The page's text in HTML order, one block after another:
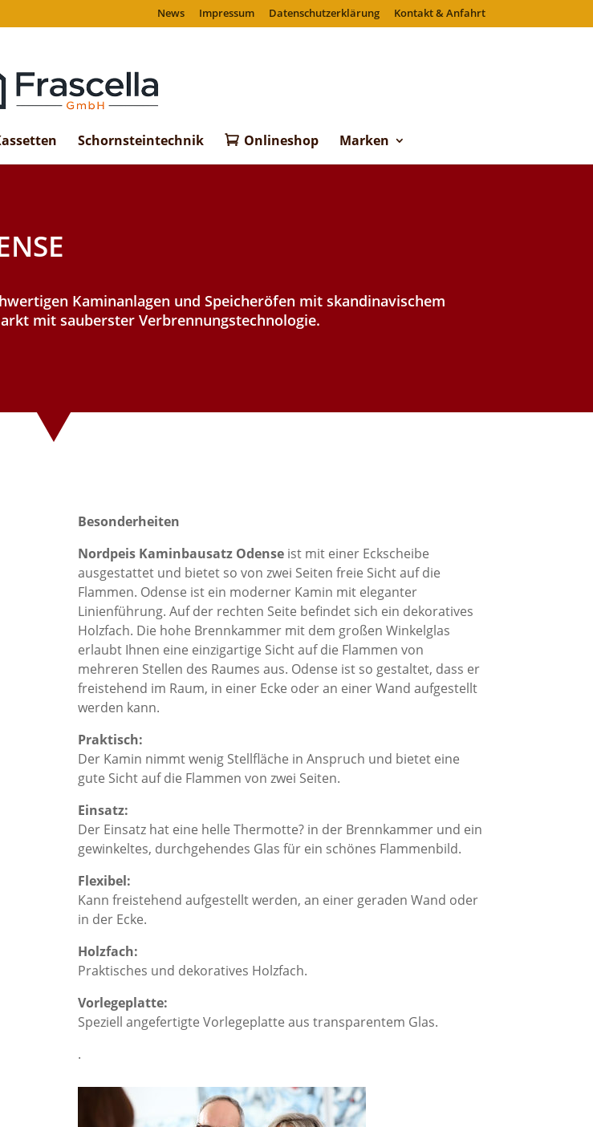
News Impressum Datenschutzerklärung Kontakt & Anfahrt
Schornsteintechnik Onlineshop Marken
Kaminanlagen und Speicheröfen mit skandinavischem
mit sauberster Verbrennungstechnologie.
Besonderheiten
Nordpeis Kaminbausatz Odense ist mit einer Eckscheibe
ausgestattet und bietet so von zwei Seiten freie Sicht auf die
Flammen. Odense ist ein moderner Kamin mit eleganter
Linienführung. Auf der rechten Seite befindet sich ein dekoratives
Holzfach. Die hohe Brennkammer mit dem großen Winkelglas
erlaubt Ihnen eine einzigartige Sicht auf die Flammen von
mehreren Stellen des Raumes aus. Odense ist so gestaltet, dass er
freistehend im Raum, in einer Ecke oder an einer Wand aufgestellt
werden kann.
Praktisch:
Der Kamin nimmt wenig Stellfläche in Anspruch und bietet eine
gute Sicht auf die Flammen von zwei Seiten.
Einsatz:
Der Einsatz hat eine helle Thermotte? in der Brennkammer und ein
gewinkeltes, durchgehendes Glas für ein schönes Flammenbild.
Flexibel:
Kann freistehend aufgestellt werden, an einer geraden Wand oder
in der Ecke.
Holzfach:
Praktisches und dekoratives Holzfach.
Vorlegeplatte:
Speziell angefertigte Vorlegeplatte aus transparentem Glas.
.